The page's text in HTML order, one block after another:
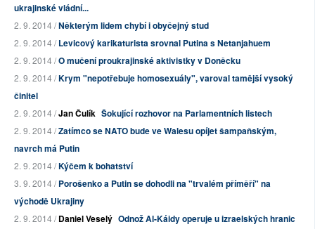
ukrajinské vládní...
2. 9. 2014 /Některým lidem chybí i obyčejný stud
2. 9. 2014 /Levicový karikaturista srovnal Putina s Netanjahuem
2. 9. 2014 /O mučení proukrajinské aktivistky v Doněcku
2. 9. 2014 /Krym "nepotřebuje homosexuály", varoval tamější vysoký
činitel
2. 9. 2014 /Jan Čulík Šokující rozhovor na Parlamentních listech
2. 9. 2014 /Zatímco se NATO bude ve Walesu opíjet šampaňským,
navrch má Putin
2. 9. 2014 /Kýčem k bohatství
3. 9. 2014 /Porošenko a Putin se dohodli na "trvalém příměří" na
východě Ukrajiny
2. 9. 2014 /Daniel Veselý Odnož Al-Káidy operuje u izraelských hranic